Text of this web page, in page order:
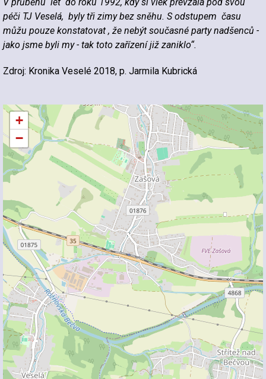
péči TJ Veselá, byly tři zimy bez sněhu. S odstupem času
můžu pouze konstatovat , že nebýt současné party nadšenců -
jako jsme byli my - tak toto zařízení již zaniklo“.
Zdroj: Kronika Veselé 2018, p. Jarmila Kubrická
+
−